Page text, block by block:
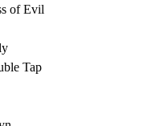
of Evil
Tap